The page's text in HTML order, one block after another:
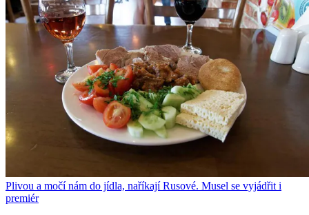
Plivou a močí nám do jídla, naříkají Rusové. Musel se vyjádřit i
premiér